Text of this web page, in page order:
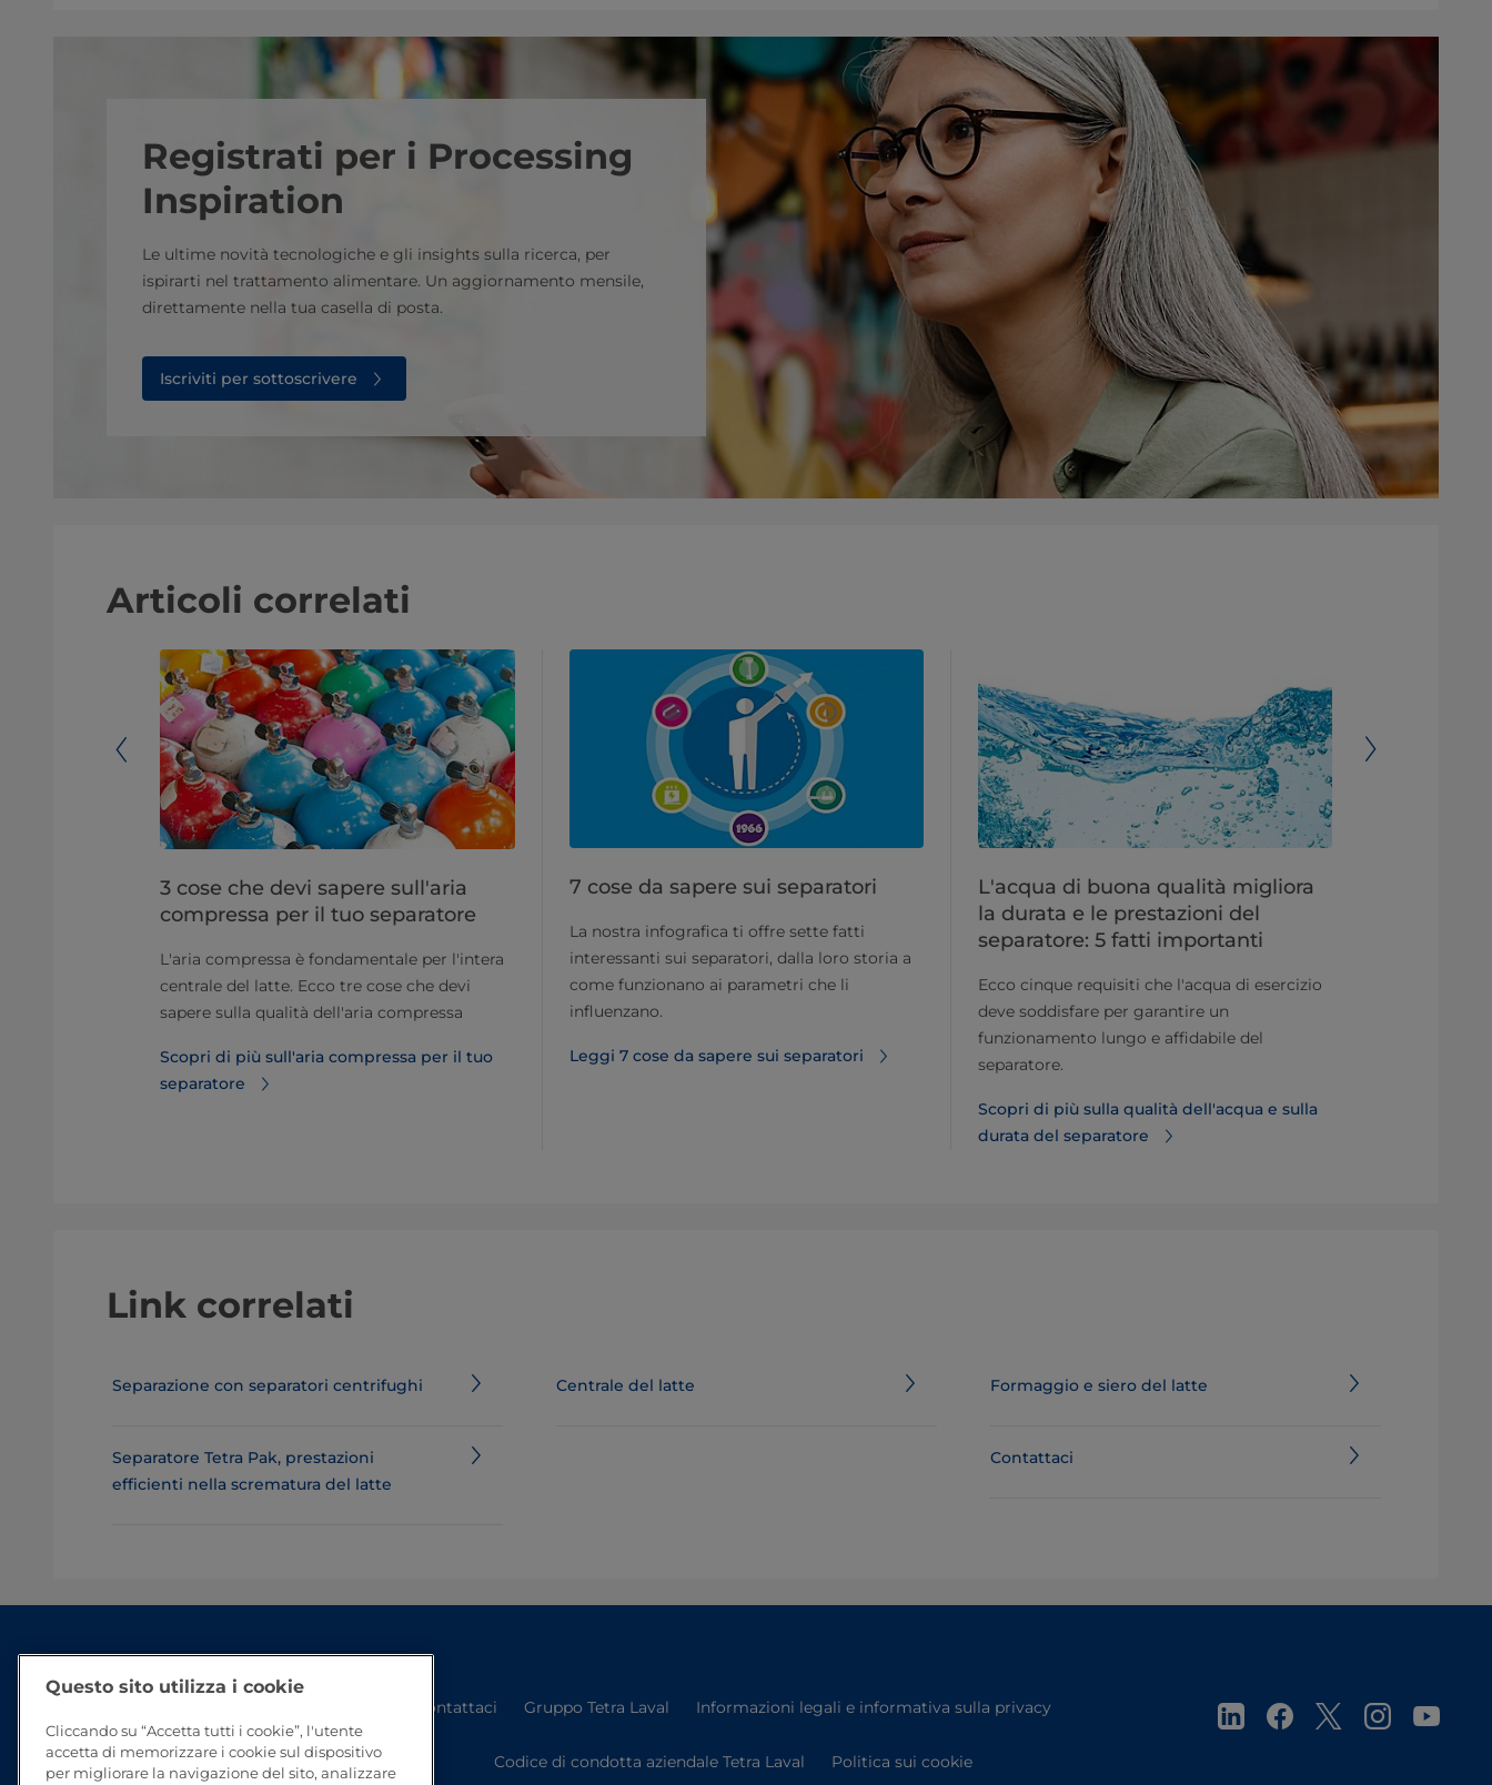
Registrati per i Processing
Inspiration
Le ultime novità tecnologiche e gli insights sulla ricerca, per
ispirarti nel trattamento alimentare. Un aggiornamento mensile,
direttamente nella tua casella di posta.
Iscriviti per sottoscrivere
Articoli correlati
3 cose che devi sapere sull'aria
compressa per il tuo separatore
L'aria compressa è fondamentale per l'intera
centrale del latte. Ecco tre cose che devi
sapere sulla qualità dell'aria compressa
Scopri di più sull'aria compressa per il tuo
separatore
7 cose da sapere sui separatori
La nostra infografica ti offre sette fatti
interessanti sui separatori, dalla loro storia a
come funzionano ai parametri che li
influenzano.
Leggi 7 cose da sapere sui separatori
L'acqua di buona qualità migliora
la durata e le prestazioni del
separatore: 5 fatti importanti
Ecco cinque requisiti che l'acqua di esercizio
deve soddisfare per garantire un
funzionamento lungo e affidabile del
separatore.
Scopri di più sulla qualità dell'acqua e sulla
durata del separatore
Link correlati
Separazione con separatori centrifughi
Separatore Tetra Pak, prestazioni
efficienti nella scrematura del latte
Centrale del latte Formaggio e siero del latte
Contattaci
Contattaci Gruppo Tetra Laval Informazioni legali e informativa sulla privacy
Codice di condotta aziendale Tetra Laval Politica sui cookie
Questo sito utilizza i cookie
Cliccando su “Accetta tutti i cookie”, l'utente
accetta di memorizzare i cookie sul dispositivo
per migliorare la navigazione del sito, analizzare